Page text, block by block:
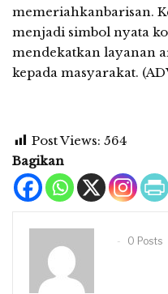
memeriahkanbarisan.
menjadi simbol nyata
mendekatkan layanan
kepada masyarakat.
Post Views: 564
Bagikan
0 Posts